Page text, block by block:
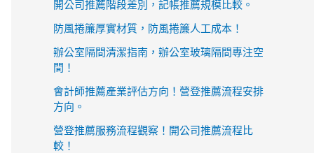
開公司推薦階段差別，記帳推薦規模比較。
防風捲簾厚實材質，防風捲簾人工成本！
辦公室隔間清潔指南，辦公室玻璃隔間專注空
間！
會計師推薦產業評估方向！營登推薦流程安排
方向。
營登推薦服務流程觀察！開公司推薦流程比
較！